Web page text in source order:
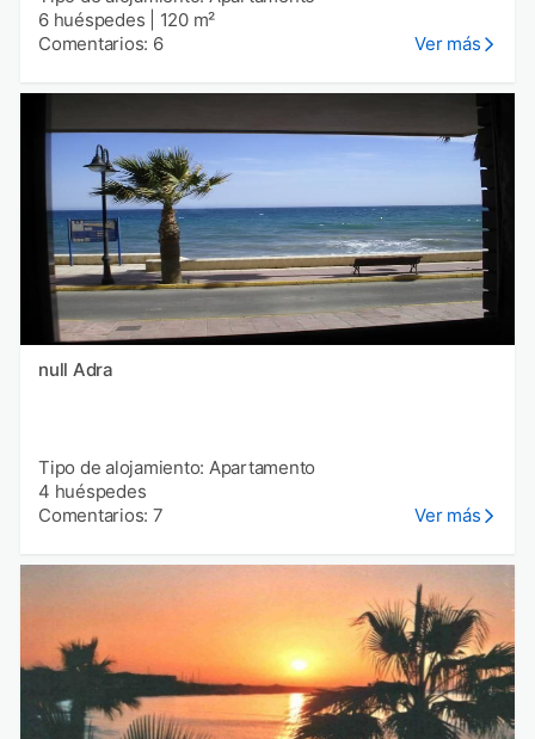
6 huéspedes
120 m²
Comentarios: 6
Ver más
null Adra
Tipo de alojamiento: Apartamento
4 huéspedes
Comentarios: 7
Ver más